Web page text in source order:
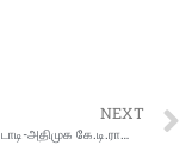
NEXT
மோடி எங்கள் டாடி-அதிமுக கே.டி.ராஜேந்திர பாலாஜி